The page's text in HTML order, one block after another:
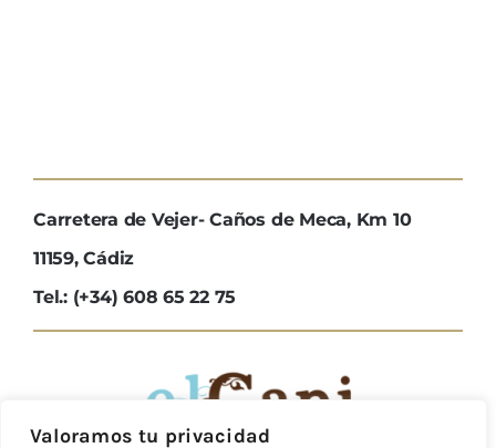
Valoramos tu privacidad
Carretera de Vejer- Caños de Meca, Km 10
11159, Cádiz
Tel.: (+34) 608 65 22 75